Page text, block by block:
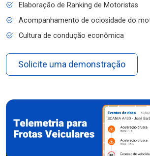
Elaboração de Ranking de Motoristas
Acompanhamento de ociosidade do
Cultura de condução econômica
Solicite uma demonstração